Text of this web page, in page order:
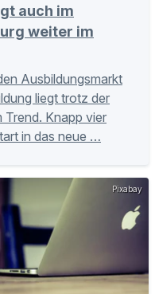
auch im
weiter im
Ausbildungsmarkt
liegt trotz der
Trend. Knapp vier
in das neue …
Pixabay